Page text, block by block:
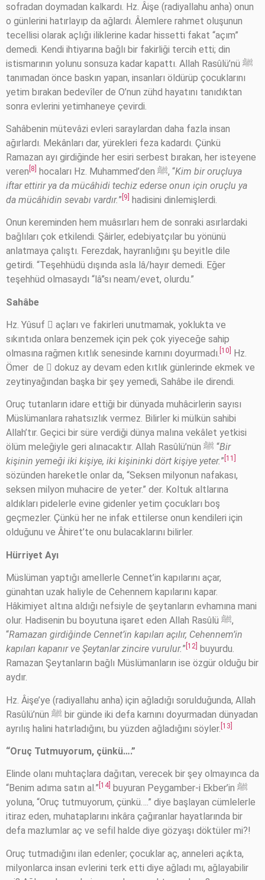
sofradan doymadan kalkardı. Hz. Âişe (radiyallahu anha) onun
o günlerini hatırlayıp da ağlardı. Âlemlere rahmet oluşunun
tecellisi olarak açlığı iliklerine kadar hissetti fakat “açım”
demedi. Kendi ihtiyarına bağlı bir fakirliği tercih etti; din
istismarının yolunu sonsuza kadar kapattı. Allah Rasûlü’nü ﷺ
tanımadan önce baskın yapan, insanları öldürüp çocuklarını
yetim bırakan bedevîler de O’nun zühd hayatını tanıdıktan
sonra evlerini yetimhaneye çevirdi.
Sahâbenin mütevâzi evleri saraylardan daha fazla insan
ağırlardı. Mekânları dar, yürekleri feza kadardı. Çünkü
Ramazan ayı girdiğinde her esiri serbest bırakan, her isteyene
veren [8] hocaları Hz. Muhammed’den ﷺ, “Kim bir oruçluya
iftar ettirir ya da mücâhidi techiz ederse onun için oruçlu ya
da mücâhidin sevabı vardır.” [9] hadisini dinlemişlerdi.
Onun kereminden hem muâsırları hem de sonraki asırlardaki
bağlıları çok etkilendi. Şâirler, edebiyatçılar bu yönünü
anlatmaya çalıştı. Ferezdak, hayranlığını şu beyitle dile
getirdi. “Teşehhüdü dışında asla lâ/hayır demedi. Eğer
teşehhüd olmasaydı “lâ”sı neam/evet, olurdu.”
Sahâbe
Hz. Yûsuf  açları ve fakirleri unutmamak, yoklukta ve
sıkıntıda onlara benzemek için pek çok yiyeceğe sahip
olmasına rağmen kıtlık senesinde karnını doyurmadı. [10]
Hz.
Ömer de  dokuz ay devam eden kıtlık günlerinde ekmek ve
zeytinyağından başka bir şey yemedi, Sahâbe ile direndi.
Oruç tutanların idare ettiği bir dünyada muhâcirlerin sayısı
Müslümanlara rahatsızlık vermez. Bilirler ki mülkün sahibi
Allah’tır. Geçici bir süre verdiği dünya malına vekâlet yetkisi
ölüm meleğiyle geri alınacaktır. Allah Rasûlü’nün ﷺ “Bir
kişinin yemeği iki kişiye, iki kişininki dört kişiye yeter.” [11]
sözünden hareketle onlar da, “Seksen milyonun nafakası,
seksen milyon muhacire de yeter.” der. Koltuk altlarına
aldıkları pidelerle evine gidenler yetim çocukları boş
geçmezler. Çünkü her ne infak ettilerse onun kendileri için
olduğunu ve Âhiret’te onu bulacaklarını bilirler.
Hürriyet Ayı
Müslüman yaptığı amellerle Cennet’in kapılarını açar,
günahtan uzak haliyle de Cehennem kapılarını kapar.
Hâkimiyet altına aldığı nefsiyle de şeytanların evhamına mani
olur. Hadisenin bu boyutuna işaret eden Allah Rasûlü ﷺ,
“Ramazan girdiğinde Cennet’in kapıları açılır, Cehennem’in
kapıları kapanır ve Şeytanlar zincire vurulur.” [12]
buyurdu.
Ramazan Şeytanların bağlı Müslümanların ise özgür olduğu bir
aydır.
Hz. Âişe’ye (radiyallahu anha) için ağladığı sorulduğunda, Allah
Rasûlü’nün ﷺ bir günde iki defa karnını doyurmadan dünyadan
ayrılış halini hatırladığını, bu yüzden ağladığını söyler. [13]
“Oruç Tutmuyorum, çünkü….”
Elinde olanı muhtaçlara dağıtan, verecek bir şey olmayınca da
“Benim adıma satın al.” [14] buyuran Peygamber-i Ekber’in ﷺ
yoluna, “Oruç tutmuyorum, çünkü….” diye başlayan cümlelerle
itiraz eden, muhataplarını inkâra çağıranlar hayatlarında bir
defa mazlumlar aç ve sefil halde diye gözyaşı döktüler mi?!
Oruç tutmadığını ilan edenler; çocuklar aç, anneleri açıkta,
milyonlarca insan evlerini terk etti diye ağladı mı, ağlayabilir